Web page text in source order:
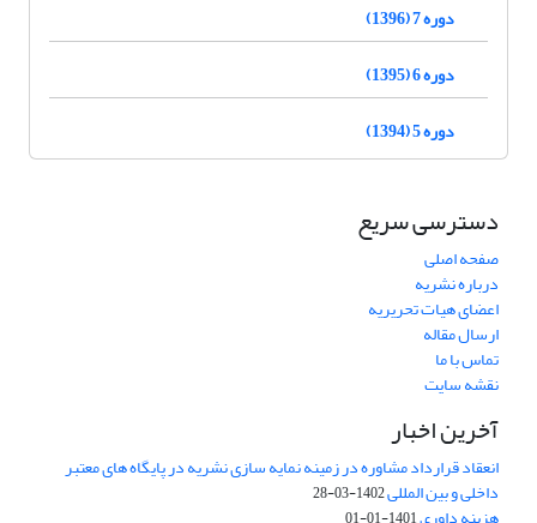
دوره 7 (1396)
دوره 6 (1395)
دوره 5 (1394)
دسترسی سریع
صفحه اصلی
درباره نشریه
اعضای هیات تحریریه
ارسال مقاله
تماس با ما
نقشه سایت
آخرین اخبار
انعقاد قرارداد مشاوره در زمینه نمایه سازی نشریه در پایگاه های معتبر
داخلی و بین المللی1402-03-28